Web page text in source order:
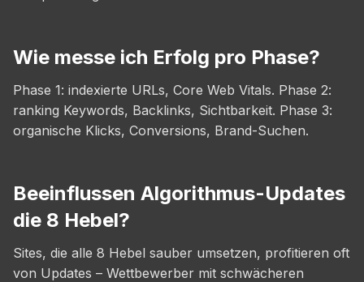
Wie messe ich Erfolg pro Phase?
Phase 1: indexierte URLs, Core Web Vitals. Phase 2:
ranking Keywords, Backlinks, Sichtbarkeit. Phase 3:
organische Klicks, Conversions, Brand-Suchen.
Beeinflussen Algorithmus-Updates
die 8 Hebel?
Sites, die alle 8 Hebel sauber umsetzen, profitieren oft
von Updates – Wettbewerber mit schwächeren